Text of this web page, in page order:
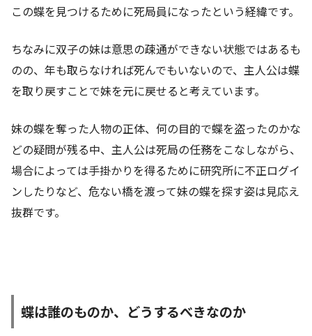
この蝶を見つけるために死局員になったという経緯です。
ちなみに双子の妹は意思の疎通ができない状態ではあるも
のの、年も取らなければ死んでもいないので、主人公は蝶
を取り戻すことで妹を元に戻せると考えています。
妹の蝶を奪った人物の正体、何の目的で蝶を盗ったのかな
どの疑問が残る中、主人公は死局の任務をこなしながら、
場合によっては手掛かりを得るために研究所に不正ログイ
ンしたりなど、危ない橋を渡って妹の蝶を探す姿は見応え
抜群です。
蝶は誰のものか、どうするべきなのか